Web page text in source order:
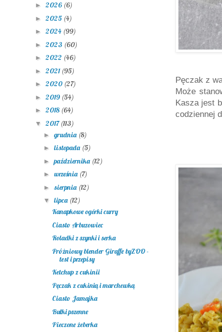
Pęczak z
Może
Kasza jest
codziennej
► 2026 (6)
► 2025 (4)
► 2024 (99)
► 2023 (60)
► 2022 (46)
► 2021 (95)
► 2020 (27)
► 2019 (54)
► 2018 (64)
▼ 2017(113)
► grudnia (8)
► listopada (5)
►października (12)
► września (7)
► sierpnia (12)
▼ lipca (12)
Kanapkowe ogórki curry
Ciasto Arbuzowiec
Roladki z szynki i serka
Próżniowy blender Giraffe byZOO -
test i przepisy
Ketchup z cukinii
Pęczak z cukinią i marchewką
Ciasto Jamajka
Bułki pszenne
Pieczone żeberka